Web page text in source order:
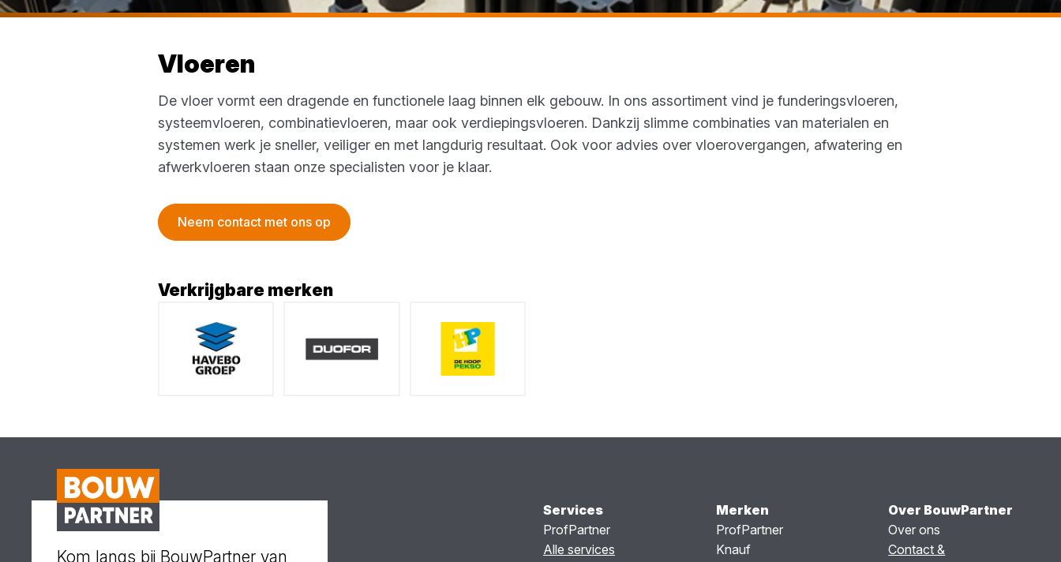
Vloeren
De vloer vormt een dragende en functionele laag binnen elk gebouw. In ons assortiment vind je funderingsvloeren,
systeemvloeren, combinatievloeren, maar ook verdiepingsvloeren. Dankzij slimme combinaties van materialen en
systemen werk je sneller, veiliger en met langdurig resultaat. Ook voor advies over vloerovergangen, afwatering en
afwerkvloeren staan onze specialisten voor je klaar.
Neem contact met ons op
Verkrijgbare merken
Kom langs bij BouwPartner van
Services
ProfPartner
Alle services
Merken
ProfPartner
Knauf
Over BouwPartner
Over ons
Contact &